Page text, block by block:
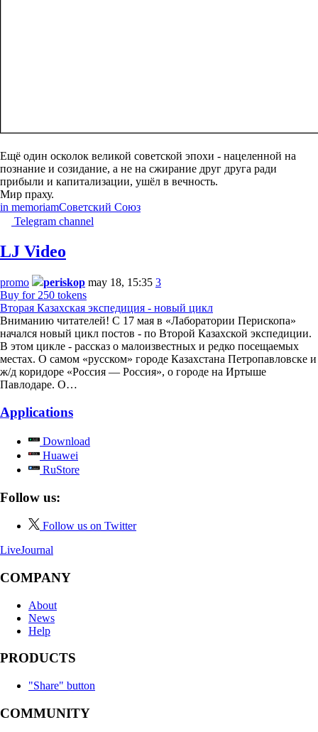
Ещё один осколок великой советской эпохи - нацеленной на
познание и созидание, а не на сжирание друг друга ради
прибыли и капитализации, ушёл в вечность.
Мир праху.
in memoriamСоветский Союз
Telegram channel
LJ Video
promo periskop may 18, 15:35 3
Buy for 250 tokens
Вторая Казахская экспедиция - новый цикл
Вниманию читателей! С 17 мая в «Лаборатории Перископа»
начался новый цикл постов - по Второй Казахской экспедиции.
В этом цикле - рассказ о малоизвестных и редко посещаемых
местах. О самом «русском» городе Казахстана Петропавловске и
ж/д коридоре «Россия — Россия», о городе на Иртыше
Павлодаре. О…
Applications
Download
Huawei
RuStore
Follow us:
Follow us on Twitter
LiveJournal
COMPANY
About
News
Help
PRODUCTS
"Share" button
COMMUNITY